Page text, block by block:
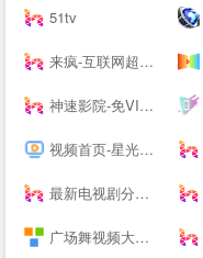
51tv
来疯-互联网超火的视频直播生活秀平台
神速影院-免VIP免费影院
视频首页-星光影院
最新电视剧分集剧情,电视直播节目表_爱剧情网
广场舞视频大全,2022年最新最火广场舞下载,舞吧广场舞